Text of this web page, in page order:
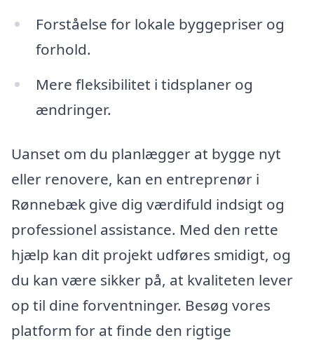
Forståelse for lokale byggepriser og
forhold.
Mere fleksibilitet i tidsplaner og
ændringer.
Uanset om du planlægger at bygge nyt
eller renovere, kan en entreprenør i
Rønnebæk give dig værdifuld indsigt og
professionel assistance. Med den rette
hjælp kan dit projekt udføres smidigt, og
du kan være sikker på, at kvaliteten lever
op til dine forventninger. Besøg vores
platform for at finde den rigtige